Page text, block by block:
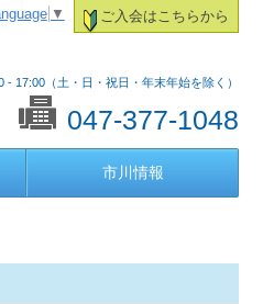
ご入会はこちらから
▼
- 17:00（土・日・祝日・年末年始を除く）
047-377-1048
市川情報